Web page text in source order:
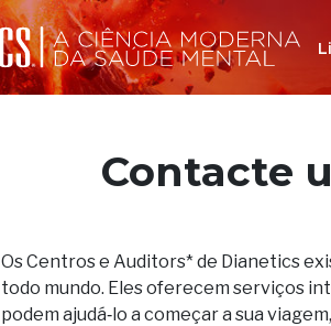
Contacte
Os Centros e Auditors* de Dianetics
todo mundo. Eles oferecem serviços
podem ajudá‑lo a começar a sua